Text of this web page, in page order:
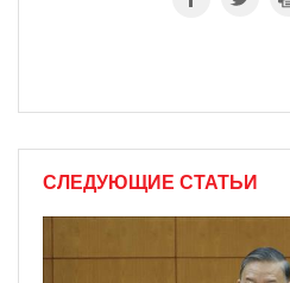
СЛЕДУЮЩИЕ СТАТЬИ